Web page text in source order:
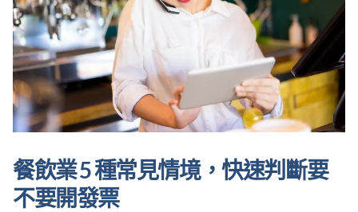
餐飲業 5 種常見情境，快速判斷要
不要開發票